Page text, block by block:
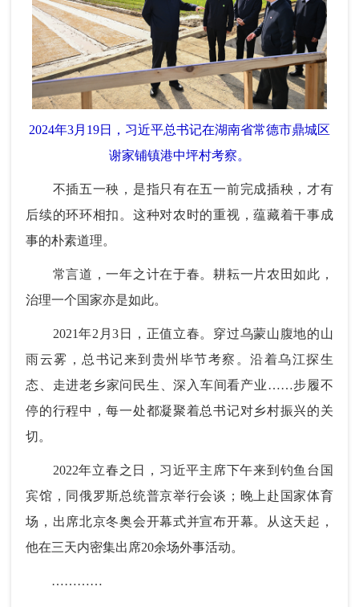
2024年3月19日，习近平总书记在湖南省常德市鼎城区
谢家铺镇港中坪村考察。
不插五一秧，是指只有在五一前完成插秧，才有
后续的环环相扣。这种对农时的重视，蕴藏着干事成
事的朴素道理。
常言道，一年之计在于春。耕耘一片农田如此，
治理一个国家亦是如此。
2021年2月3日，正值立春。穿过乌蒙山腹地的山
雨云雾，总书记来到贵州毕节考察。沿着乌江探生
态、走进老乡家问民生、深入车间看产业……步履不
停的行程中，每一处都凝聚着总书记对乡村振兴的关
切。
2022年立春之日，习近平主席下午来到钓鱼台国
宾馆，同俄罗斯总统普京举行会谈；晚上赴国家体育
场，出席北京冬奥会开幕式并宣布开幕。从这天起，
他在三天内密集出席20余场外事活动。
…………